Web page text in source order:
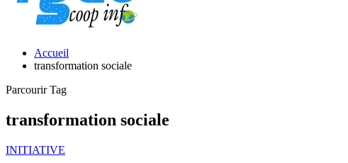
Accueil
transformation sociale
Parcourir Tag
transformation sociale
INITIATIVE